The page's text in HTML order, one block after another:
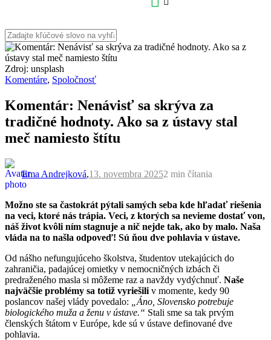
Zdroj: unsplash
Komentáre, Spoločnosť
Komentár: Nenávisť sa skrýva za
tradičné hodnoty. Ako sa z ústavy stal
meč namiesto štítu
Ema Andrejková,13. novembra 20252 min čítania
Možno ste sa častokrát pýtali samých seba kde hľadať riešenia
na veci, ktoré nás trápia. Veci, z ktorých sa nevieme dostať von,
náš život kvôli ním stagnuje a nič nejde tak, ako by malo. Naša
vláda na to našla odpoveď! Sú ňou dve pohlavia v ústave.
Od nášho nefungujúceho školstva, študentov utekajúcich do
zahraničia, padajúcej omietky v nemocničných izbách či
predraženého masla si môžeme raz a navždy vydýchnuť. Naše
najväčšie problémy sa totiž vyriešili v momente, kedy 90
poslancov našej vlády povedalo:
„Áno, Slovensko potrebuje
biologického muža a ženu v ústave.“ Stali sme sa tak prvým
členských štátom v Európe, kde sú v ústave definované dve
pohlavia.